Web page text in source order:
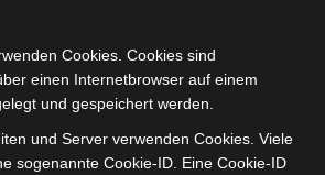
Cookies. Cookies sind
einen Internetbrowser auf einem
und gespeichert werden.
und Server verwenden Cookies. Viele
sogenannte Cookie-ID. Eine Cookie-ID